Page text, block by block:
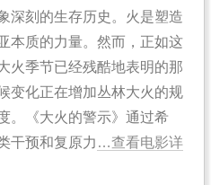
深刻的生存历史。火是塑造
本质的力量。然而，正如这
火季节已经残酷地表明的那
变化正在增加丛林大火的规
。《大火的警示》通过希
干预和复原力 …查看电影详